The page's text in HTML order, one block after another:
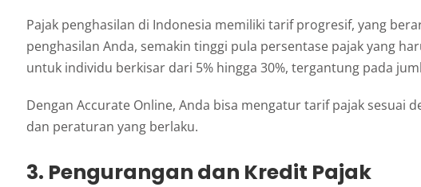
Pajak penghasilan di Indonesia memiliki tarif progresif, yang
penghasilan Anda, semakin tinggi pula persentase pajak yang
untuk individu berkisar dari 5% hingga 30%, tergantung pada
Dengan Accurate Online, Anda bisa mengatur tarif pajak sesuai
dan peraturan yang berlaku.
3. Pengurangan dan Kredit Pajak